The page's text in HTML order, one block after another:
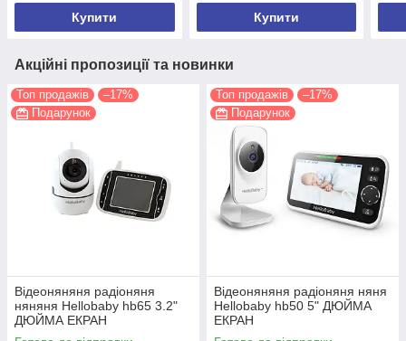
Купити Купити
Акційні пропозиції та новинки
Топ продажів
–17%
Подарунок
Відеоняняня радіоняня
няняня Hellobaby hb65 3.2"
ДЮЙМА ЕКРАН
Топ продажів
–17%
Подарунок
Відеоняняня радіоняня няня
Hellobaby hb50 5" ДЮЙМА
ЕКРАН